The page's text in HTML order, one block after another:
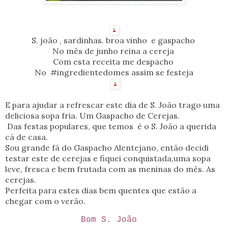
S. joão , sardinhas. broa vinho e gaspacho
No mês de junho reina a cereja
Com esta receita me despacho
No #ingredientedomes assim se festeja
E para ajudar a refrescar este dia de S. João trago uma
deliciosa sopa fria. Um Gaspacho de Cerejas.
Das festas populares, que temos é o S. João a querida
cá de casa.
Sou grande fã do Gaspacho Alentejano, então decidi
testar este de cerejas e fiquei conquistada,uma sopa
leve, fresca e bem frutada com as meninas do mês. As
cerejas.
Perfeita para estes dias bem quentes que estão a
chegar com o verão.
Bom S. João